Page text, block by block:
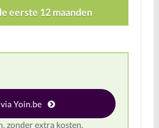
eerste 12 maanden
Yoin.be
zonder extra kosten.